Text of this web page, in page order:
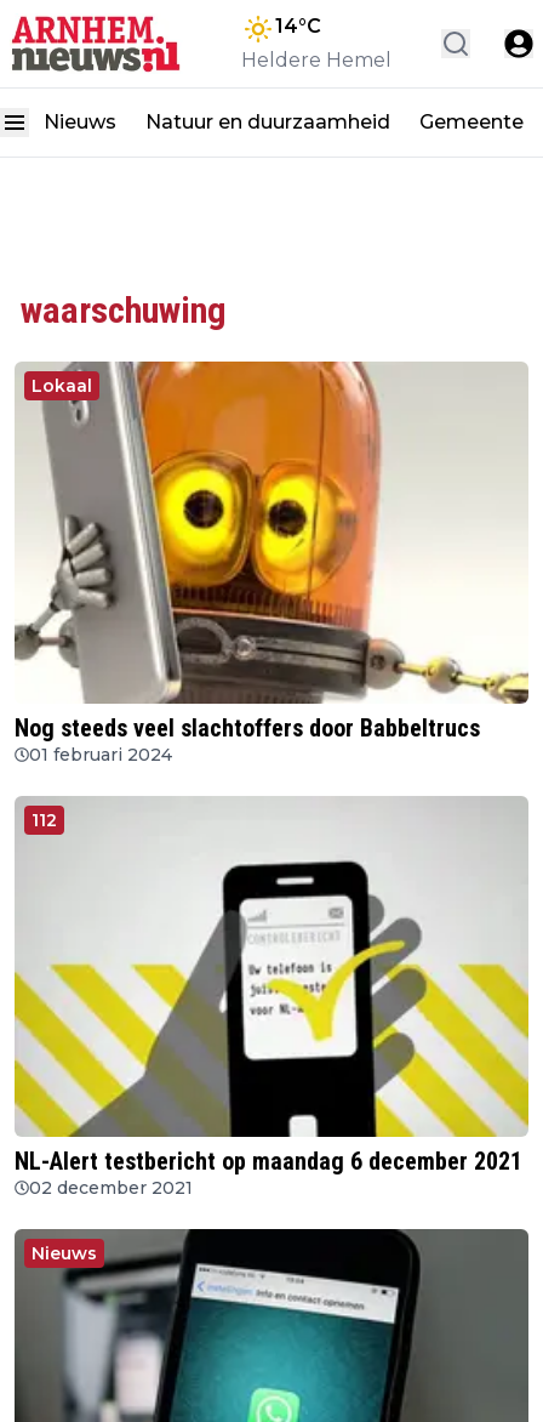
14°C
Heldere Hemel
Nieuws Natuur en duurzaamheid Gemeente
waarschuwing
Lokaal
Nog steeds veel slachtoffers door Babbeltrucs
01 februari 2024
112
NL-Alert testbericht op maandag 6 december 2021
02 december 2021
Nieuws